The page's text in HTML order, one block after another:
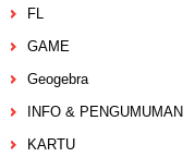
FL
GAME
Geogebra
INFO & PENGUMUMAN
KARTU